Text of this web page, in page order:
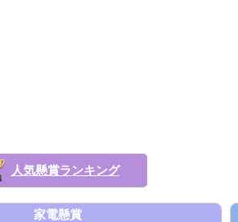
人気懸賞ランキング
家電懸賞